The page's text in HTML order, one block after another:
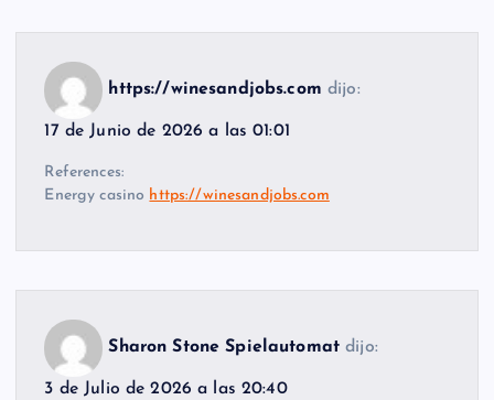
https://winesandjobs.com dijo:
17 de Junio de 2026 a las 01:01
References:
Energy casino https://winesandjobs.com
Sharon Stone Spielautomat dijo:
3 de Julio de 2026 a las 20:40